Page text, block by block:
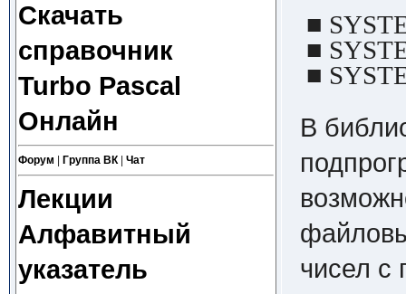
Скачать
справочник
Turbo Pascal
Онлайн
Форум Группа ВК| Чат
Лекции
Алфавитный
указатель
■
■
■
В
чисел с